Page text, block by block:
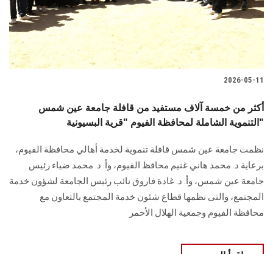
هيئة التدريس
الدراسات العليا
الزائـرون
سجل الان
2026-05-11
أكثر من خمسة آلاف مستفيد من قافلة جامعة عين شمس
التنموية الشاملة لمحافظة الفيوم "قرية البسيونية"
نظمت جامعة عين شمس قافلة تنموية لخدمة أهالي محافظة الفيوم،
برعاية د. محمد هاني غنيم محافظ الفيوم، وأ. د. محمد ضياء رئيس
جامعة عين شمس، وأ. د. غادة فاروق نائب رئيس الجامعة لشؤون خدمة
المجتمع، والتى نظمها قطاع شئون خدمة المجتمع بالتعاون مع
محافظة الفيوم وجمعية الهلال الأحمر